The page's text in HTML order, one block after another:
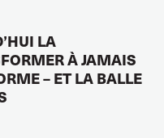
LA
À JAMAIS
– ET LA BALLE